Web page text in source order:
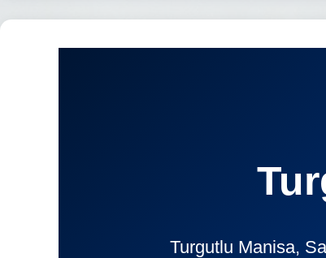
Turgutlu Manisa,